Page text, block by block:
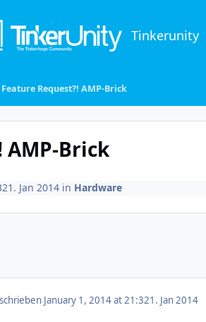
Tinkerunity
Feature Request?! AMP-Brick
AMP-Brick
1. Jan 2014in Hardware
January 1, 2014 at 21:321. Jan 2014